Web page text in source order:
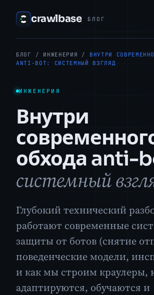
crawlbase БЛОГ
БЛОГ / ИНЖЕНЕРИЯ /
ВНУТРИ
ANTI-BOT: СИСТЕМНЫЙ ВЗГЛЯД
ИНЖЕНЕРИЯ
Внутри
обхода anti-
системный
Глубокий технический
работают современные
защиты от ботов (снятие
поведенческие модели,
и как мы строим краулеры,
адаптируются, обучаются и